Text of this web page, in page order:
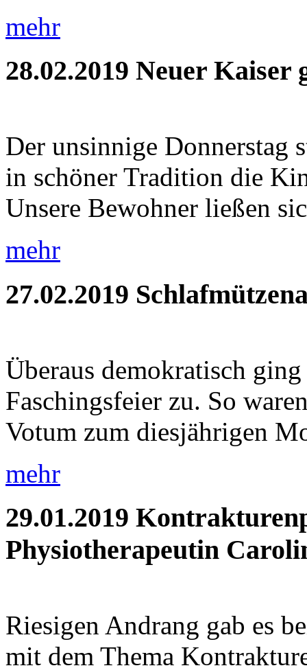
mehr
28.02.2019 Neuer Kaiser
Der unsinnige Donnerstag
in schöner Tradition die
Unsere Bewohner ließen
mehr
27.02.2019
Überaus demokratisch
Faschingsfeier zu. So
Votum zum diesjährigen
mehr
29.01.2019
Physiotherapeutin
Riesigen Andrang gab es
mit dem Thema